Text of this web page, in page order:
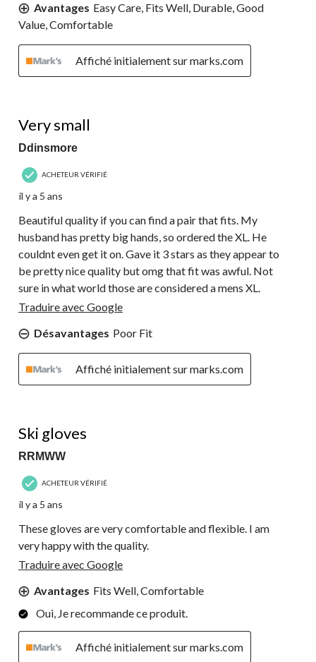
Avantages Easy Care, Fits Well, Durable, Good
Value, Comfortable
Affiché initialement sur marks.com
Very small
Ddinsmore
ACHETEUR VÉRIFIÉ
il y a 5 ans
Beautiful quality if you can find a pair that fits. My
husband has pretty big hands, so ordered the XL. He
couldnt even get it on. Gave it 3 stars as they appear to
be pretty nice quality but omg that fit was awful. Not
sure in what world those are considered a mens XL.
Traduire avec Google
Désavantages Poor Fit
Affiché initialement sur marks.com
Ski gloves
RRMWW
ACHETEUR VÉRIFIÉ
il y a 5 ans
These gloves are very comfortable and flexible. I am
very happy with the quality.
Traduire avec Google
Avantages Fits Well, Comfortable
Oui, Je recommande ce produit.
Affiché initialement sur marks.com